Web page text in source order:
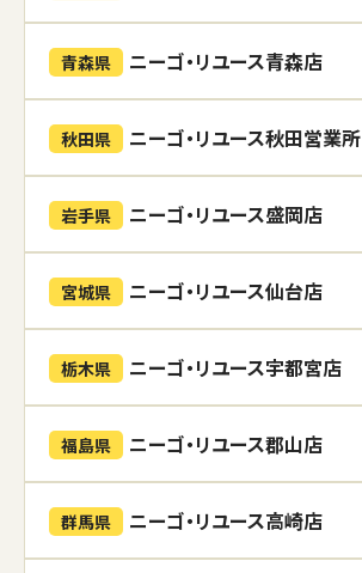
青森県 ニーゴ・リユース青森店
秋田県 ニーゴ・リユース秋田営業所
岩手県 ニーゴ・リユース盛岡店
宮城県 ニーゴ・リユース仙台店
栃木県 ニーゴ・リユース宇都宮店
福島県 ニーゴ・リユース郡山店
群馬県 ニーゴ・リユース高崎店